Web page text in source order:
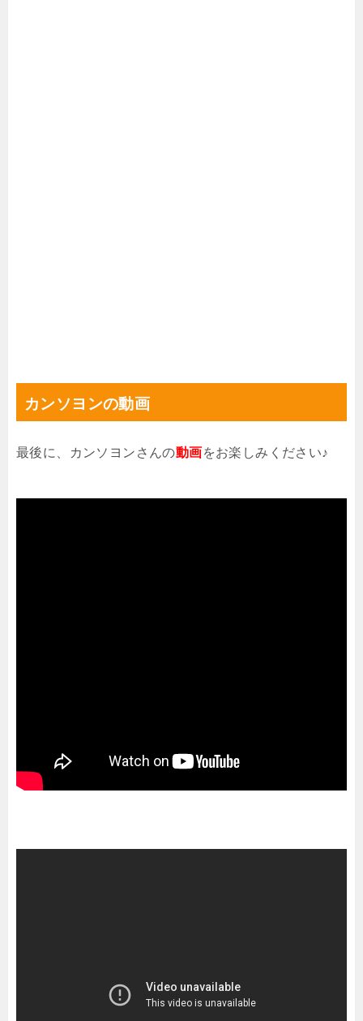
カンソヨンの動画
最後に、カンソヨンさんの動画をお楽しみください♪